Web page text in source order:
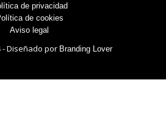
de privacidad
de cookies
Aviso legal
- Diseñado por Branding Lover